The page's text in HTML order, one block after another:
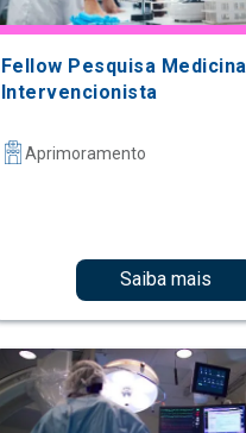
Fellow Pesquisa Medicina
Intervencionista
Aprimoramento
Saiba mais